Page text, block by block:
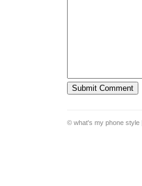
© what's my phone style |